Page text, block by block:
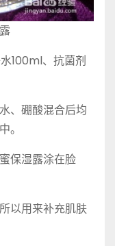
100ml、抗菌剂
、硼酸混合后均
。
保湿露涂在脸
以用来补充肌肤